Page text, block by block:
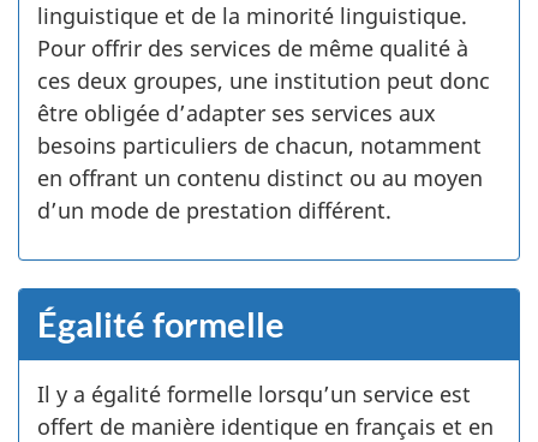
linguistique et de la minorité linguistique.
Pour offrir des services de même qualité à
ces deux groupes, une institution peut donc
être obligée d’adapter ses services aux
besoins particuliers de chacun, notamment
en offrant un contenu distinct ou au moyen
d’un mode de prestation différent.
Égalité formelle
Il y a égalité formelle lorsqu’un service est
offert de manière identique en français et en